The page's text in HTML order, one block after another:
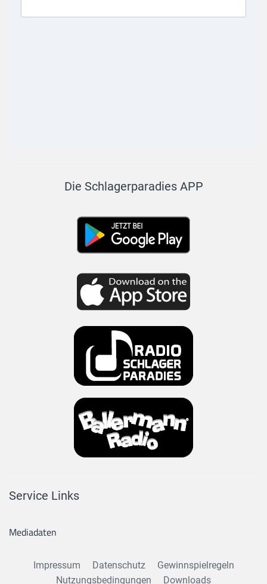
Die Schlagerparadies APP
Service Links
Mediadaten
Impressum Datenschutz
Gewinnspielregeln
Nutzungsbedingungen
Downloads